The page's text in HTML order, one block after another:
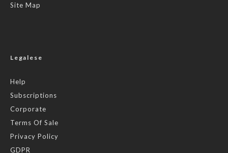
Site Map
Legalese
Help
Subscriptions
Corporate
Terms Of Sale
Privacy Policy
GDPR